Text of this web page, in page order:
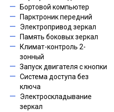
Бортовой компьютер
Парктроник передний
Электропривод зеркал
Память боковых зеркал
Климат-контроль 2-
зонный
Запуск двигателя с кнопки
Система доступа без
ключа
Электроскладывание
зеркал